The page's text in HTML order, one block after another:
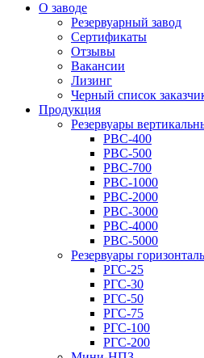
О заводе
Резервуарный завод
Сертификаты
Отзывы
Вакансии
Лизинг
Черный список
Продукция
Резервуары
РВС-400
РВС-500
РВС-700
РВС-1000
РВС-2000
РВС-3000
РВС-4000
РВС-5000
Резервуары
РГС-25
РГС-30
РГС-50
РГС-75
РГС-100
РГС-200